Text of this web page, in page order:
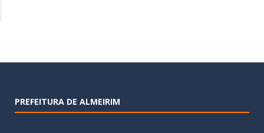
PREFEITURA DE ALMEIRIM